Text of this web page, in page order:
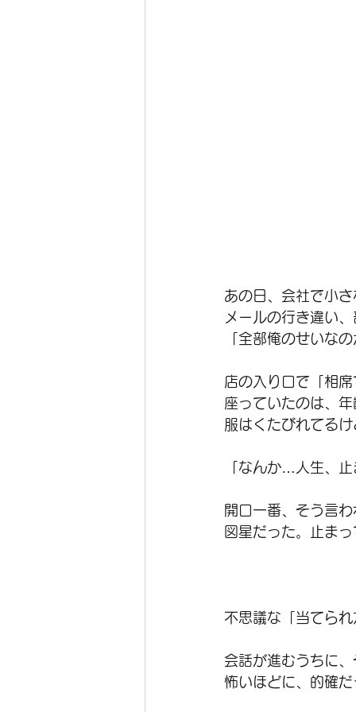
あの日、会社で小
メールの行き違い
「全部俺のせいな
店の入り口で「相
座っていたのは、
服はくたびれてる
「なんか…人生、
開口一番、そう言
図星だった。止ま
不思議な「当てられ
会話が進むうちに
怖いほどに、的確